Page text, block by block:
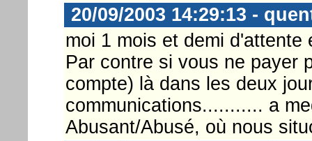
20/09/2003 14:29:13 -
moi 1 mois et demi d'attente
Par contre si vous ne payer
compte) là dans les deux
communications........... a
Abusant/Abusé, où nous